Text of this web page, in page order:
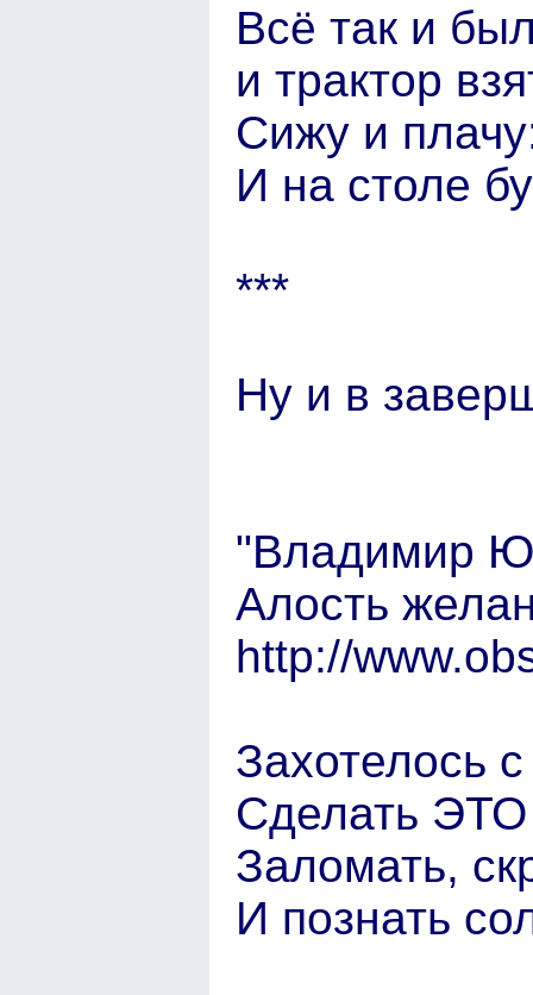
Всё так и
и трактор
Сижу и
И на столе
***
Ну и в
"Владимир
Алость
http://
Захотелось
Сделать ЭТО
Заломать,
И познать